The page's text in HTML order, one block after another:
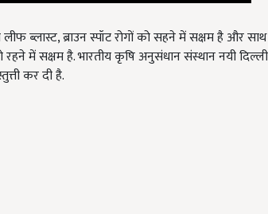
में सक्षम है. भारतीय कृषि अनुसंधान संस्थान नयी दिल्ली
कर दी है.